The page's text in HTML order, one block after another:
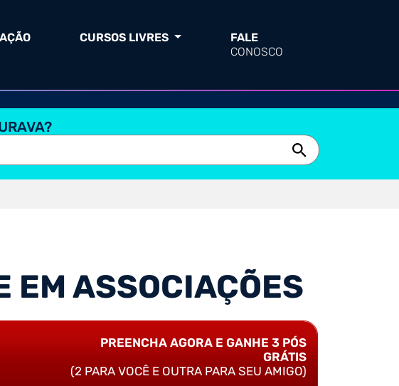
CURSOS LIVRES
FALE
CONOSCO
EM ASSOCIAÇÕES
PREENCHA AGORA E GANHE 3 PÓS
GRÁTIS
(2 PARA VOCÊ E OUTRA PARA SEU AMIGO)